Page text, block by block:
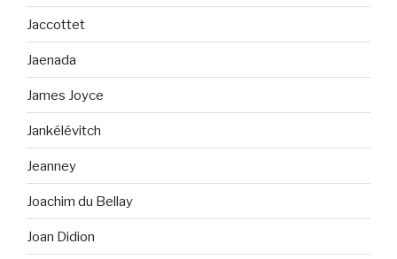
Jaccottet
Jaenada
James Joyce
Jankélévitch
Jeanney
Joachim du Bellay
Joan Didion